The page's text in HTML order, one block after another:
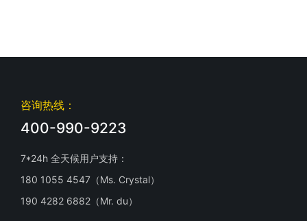
咨询热线：
400-990-9223
7*24h 全天候用户支持：
180 1055 4547（Ms. Crystal）
190 4282 6882（Mr. du）